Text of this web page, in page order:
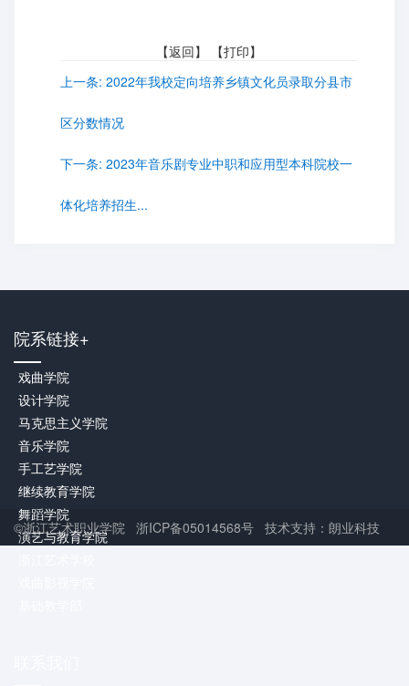
【返回】 【打印】
上一条: 2022年我校定向培养乡镇文化员录取分县市
区分数情况
下一条: 2023年音乐剧专业中职和应用型本科院校一
体化培养招生...
院系链接+
戏曲学院
设计学院
马克思主义学院
音乐学院
手工艺学院
继续教育学院
舞蹈学院
演艺与教育学院
©浙江艺术职业学院 浙ICP备05014568号 技术支持：朗业科技